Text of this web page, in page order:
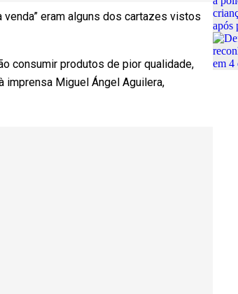
venda” eram alguns dos cartazes vistos
consumir produtos de pior qualidade,
imprensa Miguel Ángel Aguilera,